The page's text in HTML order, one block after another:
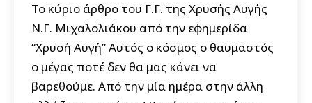
Το κύριο άρθρο του Γ.Γ. της Χρυσής Αυγής
Ν.Γ. Μιχαλολιάκου από την εφημερίδα
“Χρυσή Αυγή” Aυτός ο κόσμος ο θαυμαστός
ο μέγας ποτέ δεν θα μας κάνει να
βαρεθούμε. Από την μία ημέρα στην άλλη